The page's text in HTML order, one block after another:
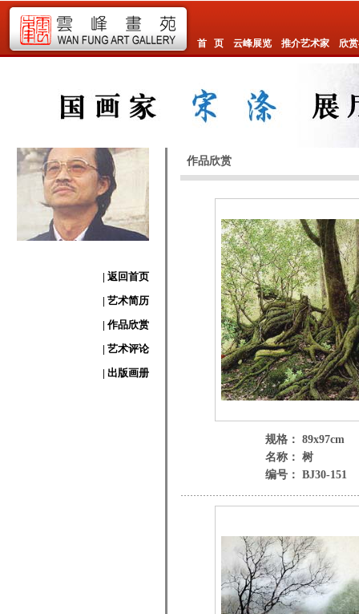
首 页 云峰展览 推介艺术家 欣
| 返回首页
| 艺术简历
| 作品欣赏
| 艺术评论
| 出版画册
作品欣赏
规格： 89x97cm
名称： 树
编号： BJ30-151